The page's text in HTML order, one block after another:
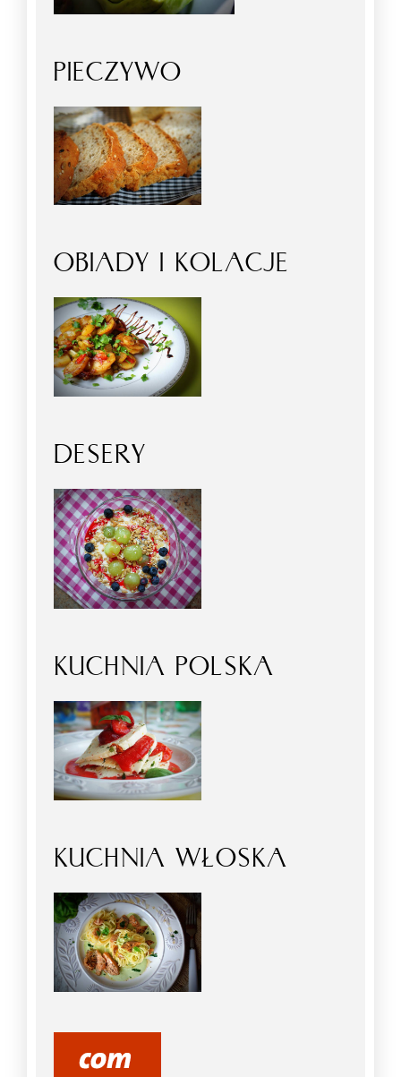
PIECZYWO
OBIADY I KOLACJE
DESERY
KUCHNIA POLSKA
KUCHNIA WŁOSKA